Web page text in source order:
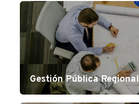
Gestión Pública Regional